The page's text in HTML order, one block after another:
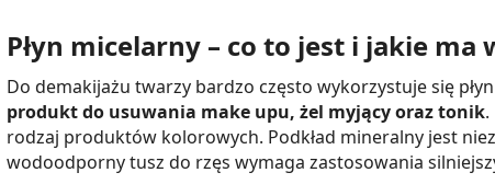
Płyn micelarny – co to jest i jakie ma
Do demakijażu twarzy bardzo często wykorzystuje się
produkt do usuwania make upu, żel myjący oraz tonik
rodzaj produktów kolorowych. Podkład mineralny jest
wodoodporny tusz do rzęs wymaga zastosowania